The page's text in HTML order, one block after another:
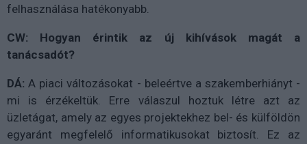
felhasználása hatékonyabb.
CW: Hogyan érintik az új kihívások magát a
tanácsadót?
DÁ: A piaci változásokat - beleértve a szakemberhiányt -
mi is érzékeltük. Erre válaszul hoztuk létre azt az
üzletágat, amely az egyes projektekhez bel- és külföldön
egyaránt megfelelő informatikusokat biztosít. Ez az